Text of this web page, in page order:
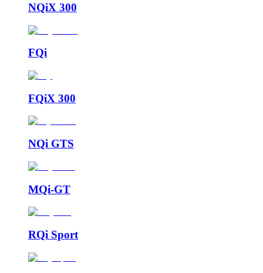
NQiX 300
FQi
FQiX 300
NQi GTS
MQi-GT
RQi Sport